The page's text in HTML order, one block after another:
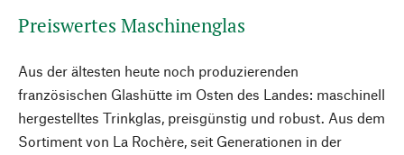
Preiswertes Maschinenglas
Aus der ältesten heute noch produzierenden
französischen Glashütte im Osten des Landes: maschinell
hergestelltes Trinkglas, preisgünstig und robust. Aus dem
Sortiment von La Rochère, seit Generationen in der